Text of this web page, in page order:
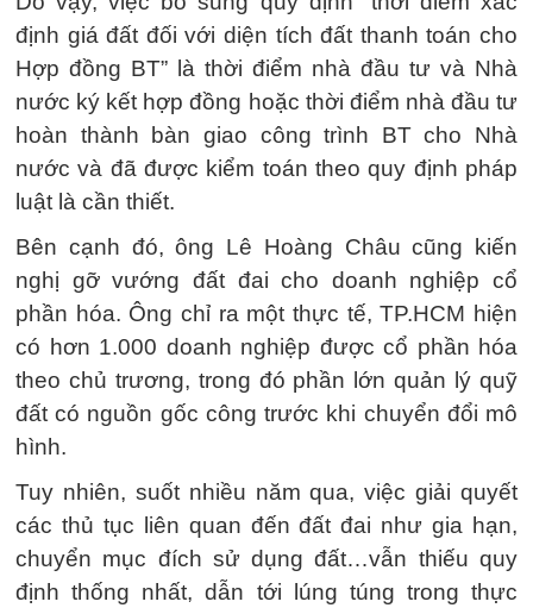
định giá đất đối với diện tích đất thanh toán cho
Hợp đồng BT” là thời điểm nhà đầu tư và Nhà
nước ký kết hợp đồng hoặc thời điểm nhà đầu tư
hoàn thành bàn giao công trình BT cho Nhà
nước và đã được kiểm toán theo quy định pháp
luật là cần thiết.
Bên cạnh đó, ông Lê Hoàng Châu cũng kiến
nghị gỡ vướng đất đai cho doanh nghiệp cổ
phần hóa. Ông chỉ ra một thực tế, TP.HCM hiện
có hơn 1.000 doanh nghiệp được cổ phần hóa
theo chủ trương, trong đó phần lớn quản lý quỹ
đất có nguồn gốc công trước khi chuyển đổi mô
hình.
Tuy nhiên, suốt nhiều năm qua, việc giải quyết
các thủ tục liên quan đến đất đai như gia hạn,
chuyển mục đích sử dụng đất…vẫn thiếu quy
định thống nhất, dẫn tới lúng túng trong thực